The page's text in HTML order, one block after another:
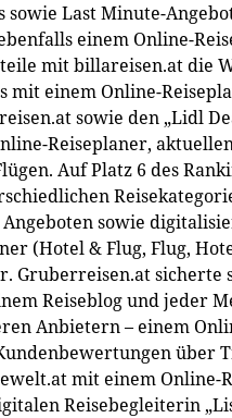
sowie Last Minute-
einem Online-
mit billareisen.at die
mit einem Online-
sowie den „Lidl
Reiseplaner,
Auf Platz 6 des
sowie
(Hotel & Flug, Flug,
Gruberreisen.at sicherte
Reiseblog und jeder
Anbietern – einem
über
mit einem Online-
Reisebegleiterin